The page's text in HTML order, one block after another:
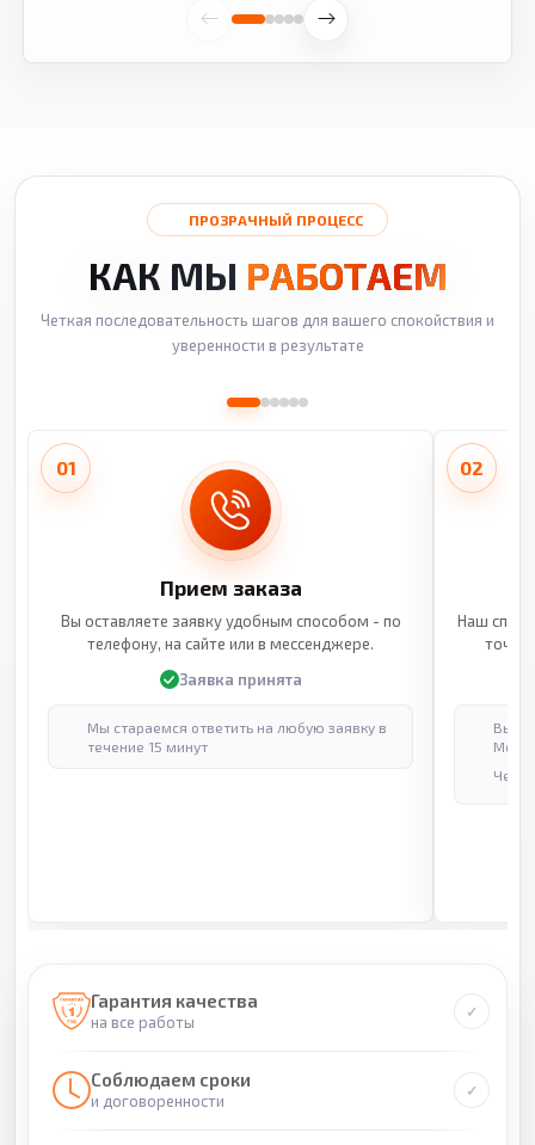
ПРОЗРАЧНЫЙ ПРОЦЕСС
КАК МЫ РАБОТАЕМ
Четкая последовательность шагов для вашего спокойствия и
уверенности в результате
01
Прием заказа
Вы оставляете заявку удобным способом - по
телефону, на сайте или в мессенджере.
Заявка принята
Мы стараемся ответить на любую заявку в
течение 15 минут
02
Наш
Гарантия качества
на все работы
Соблюдаем сроки
и договоренности